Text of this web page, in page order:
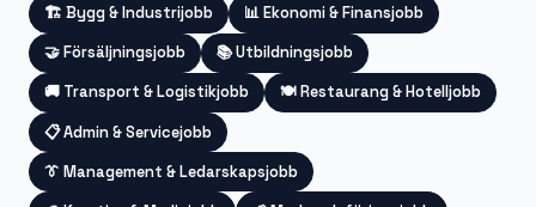
🏗️ Bygg & Industrijobb 📊Ekonomi & Finansjobb
🤝Försäljningsjobb 📚Utbildningsjobb
🚚 Transport & Logistikjobb 🍽️Restaurang & Hotelljobb
📋Admin & Servicejobb
👔 Management & Ledarskapsjobb